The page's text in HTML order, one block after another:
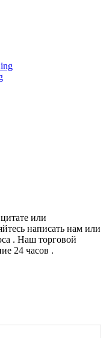
или
написать нам или
. Наш торговой
24 часов .